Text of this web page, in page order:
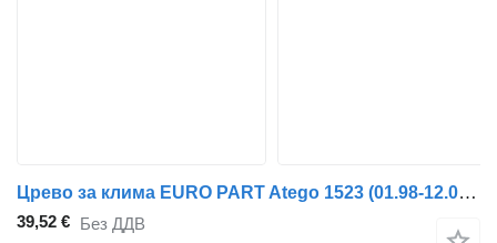
Црево за клима EURO PART Atego 1523 (01.98-12.04) 8EW009157-461 за камион влекач Mercedes-Benz Atego, Atego 2, Atego 3 (1996-)
39,52 € Без ДДВ